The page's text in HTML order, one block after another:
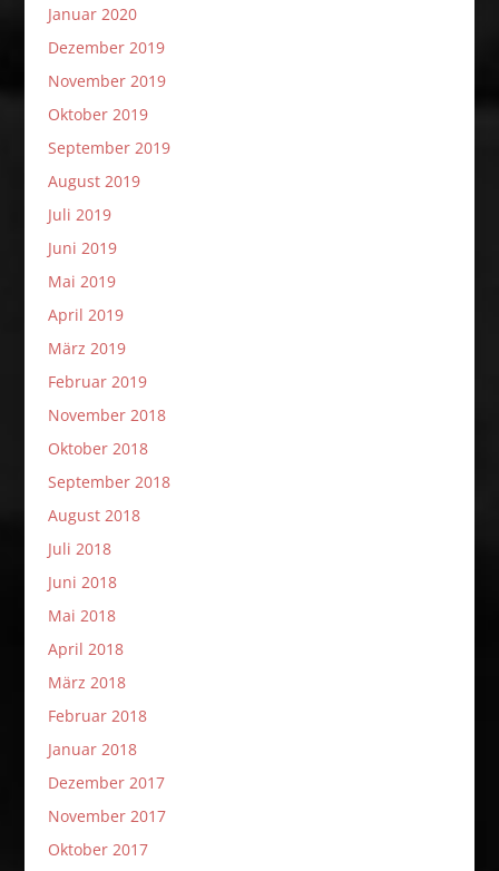
Januar 2020
Dezember 2019
November 2019
Oktober 2019
September 2019
August 2019
Juli 2019
Juni 2019
Mai 2019
April 2019
März 2019
Februar 2019
November 2018
Oktober 2018
September 2018
August 2018
Juli 2018
Juni 2018
Mai 2018
April 2018
März 2018
Februar 2018
Januar 2018
Dezember 2017
November 2017
Oktober 2017